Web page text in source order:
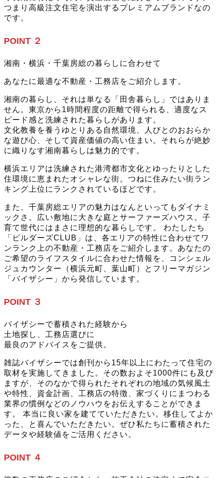
つまり高級注文住宅を演出するプレミアムブランドなの
です。
POINT ２
湘南・横浜・千葉房総の暮らしに合わせて
あなたに最適な不動産・工務店をご紹介します。
湘南の暮らし、それは単なる「田舎暮らし」ではありま
せん。東京から1時間程度の距離で得られる、適度なス
ピード感と洗練された暮らしがあります。
文化教養を養うゆとりある自然環境、人びとのおおらか
な遊び心、そして資産価値の高い住まい。それらが絶妙
に織りなす湘南暮らしは魅力的です。
横浜エリアは洗練された港湾都市文化とゆったりとした
住環境に恵まれたオシャレな街。つねに住みたい街ラン
キング上位にランクされているほどです。
また、千葉房総エリアの魅力はなんといってもダイナミ
ックさ。広い敷地に大きな庭とサーファーズハウス。子
育て世代にはまさに理想的な暮らしです。 わたしたち
「ビルダーズCLUB」は、各エリアの特性に合わせてワ
ンランク上の不動産・工務店をご紹介します。あなたの
ご希望のライフスタイルに合わせた情報を、コンシェル
ジュカウンター（横浜元町、葉山町）とフリーマガジン
「バイザシー」から発信しています。
POINT ３
バイザシーで蓄積された経験から
土地探し、工務店選びに
最良のアドバイスをご提供。
雑誌バイザシーでは創刊から15年以上にわたって住宅の
取材を実施してきました。その数およそ1000件にも及び
ますが、そのなかで得られたそれぞれの地域の気候風土
や特性、資金計画、工務店の特徴、家づくりにまつわる
業界の慣例などのノウハウをお伝えすることができま
す。 本当に良い家を建てていただきたい。移住してよか
った、と喜んでいただきたい。ぜひ私たちに蓄積された
データや経験値をご活用ください。
POINT ４